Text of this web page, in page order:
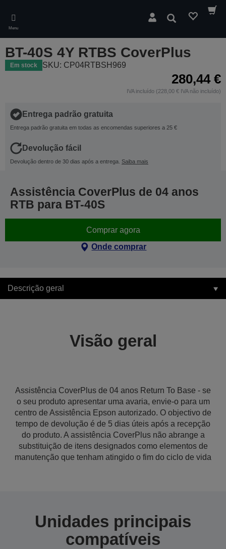
main
content
Menu
Pesquisar
BT-40S 4Y RTBS CoverPlus
Em stock SKU: CP04RTBSH969
280,44 €
IVA incluído (228,00 € IVA não incluído)
Entrega padrão gratuita
Entrega padrão gratuita em todas as encomendas superiores a 25 €
Devolução fácil
Devolução dentro de 30 dias após a entrega. Saiba mais
Assistência CoverPlus de 04 anos
RTB para BT-40S
Comprar agora
Onde comprar
Descrição geral
Visão geral
Assistência CoverPlus de 04 anos Return To Base - se
o seu produto apresentar uma avaria, envie-o para um
centro de Assistência Epson autorizado. O objectivo de
tempo de devolução é de 5 dias úteis após a recepção
do produto. A assistência CoverPlus não abrange a
substituição de itens designados como elementos de
manutenção que tenham atingido o fim do ciclo de vida
Unidades principais
compatíveis